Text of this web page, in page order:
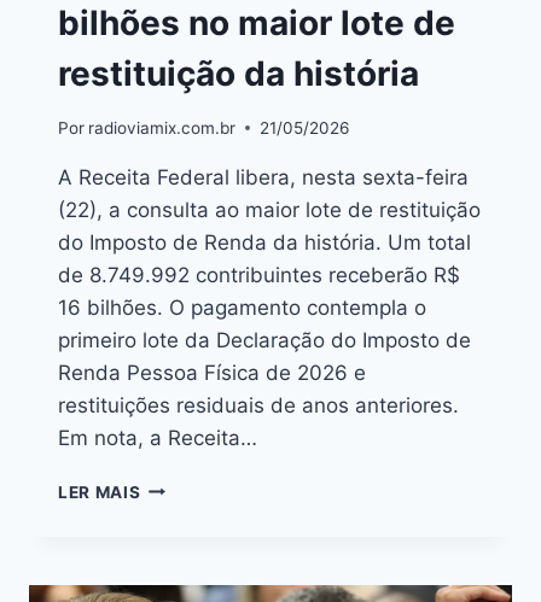
bilhões no maior lote de
restituição da história
Por radioviamix.com.br 21/05/2026
A Receita Federal libera, nesta sexta-feira
(22), a consulta ao maior lote de restituição
do Imposto de Renda da história. Um total
de 8.749.992 contribuintes receberão R$
16 bilhões. O pagamento contempla o
primeiro lote da Declaração do Imposto de
Renda Pessoa Física de 2026 e
restituições residuais de anos anteriores.
Em nota, a Receita…
LER MAIS